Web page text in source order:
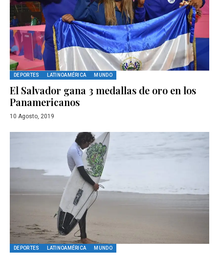
DEPORTES LATINOAMÉRICA MUNDO
El Salvador gana 3 medallas de oro en los
Panamericanos
10 Agosto, 2019
DEPORTES LATINOAMÉRICA MUNDO